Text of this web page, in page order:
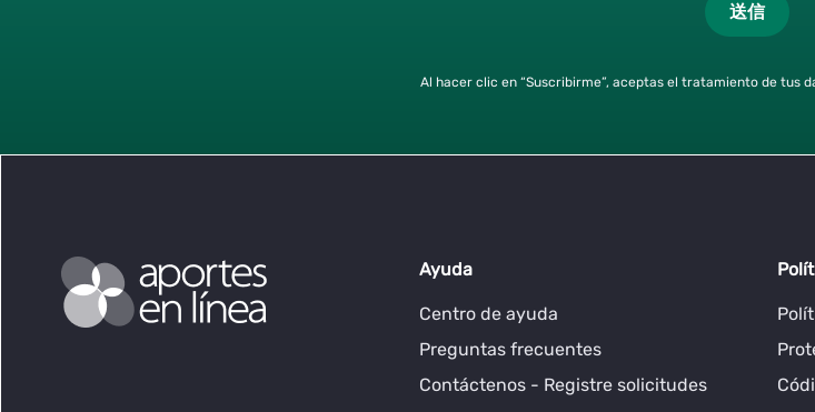
送信
Al hacer clic en “Suscribirme”, aceptas el tratamiento de tus
Ayuda
Centro de ayuda
Preguntas frecuentes
Contáctenos - Registre solicitudes